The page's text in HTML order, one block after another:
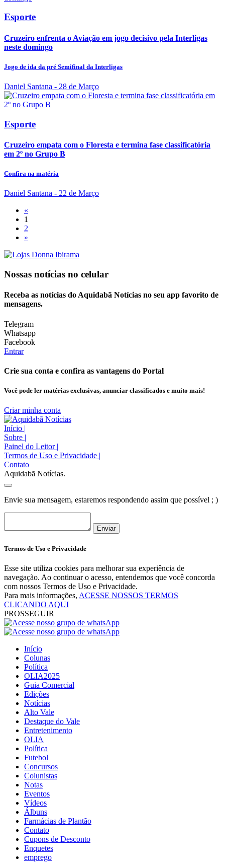
Esporte
Cruzeiro enfrenta o Aviação em jogo decisivo pela Interligas
neste domingo
Jogo de ida da pré Semifinal da Interligas
Daniel Santana - 28 de Março
Esporte
Cruzeiro empata com o Floresta e termina fase classificatória
em 2º no Grupo B
Confira na matéria
Daniel Santana - 22 de Março
«
1
2
»
Nossas notícias no celular
Receba as notícias do Aquidabã Notícias no seu app favorito de
mensagens.
Telegram
Whatsapp
Facebook
Entrar
Crie sua conta e confira as vantagens do Portal
Você pode ler matérias exclusivas, anunciar classificados e muito mais!
Criar minha conta
Início |
Sobre |
Painel do Leitor |
Termos de Uso e Privacidade |
Contato
Aquidabã Notícias.
Envie sua mensagem, estaremos respondendo assim que possível ; )
Enviar
Termos de Uso e Privacidade
Esse site utiliza cookies para melhorar sua experiência de
navegação. Ao continuar o acesso, entendemos que você concorda
com nossos Termos de Uso e Privacidade.
Para mais informações, ACESSE NOSSOS TERMOS
CLICANDO AQUI
PROSSEGUIR
Início
Colunas
Política
OLIA2025
Guia Comercial
Edições
Notícias
Alto Vale
Destaque do Vale
Entretenimento
OLIA
Política
Futebol
Concursos
Colunistas
Notas
Eventos
Vídeos
Álbuns
Farmácias de Plantão
Contato
Cupons de Desconto
Enquetes
emprego